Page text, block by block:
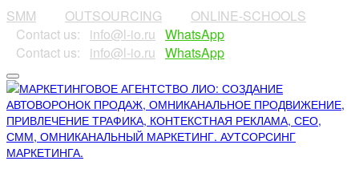
SMM OUTSOURCING
ONLINE-SCHOOLS
⠀Contact us:⠀ info@l-io.ru WhatsApp
⠀Contact us:⠀ info@l-io.ru WhatsApp